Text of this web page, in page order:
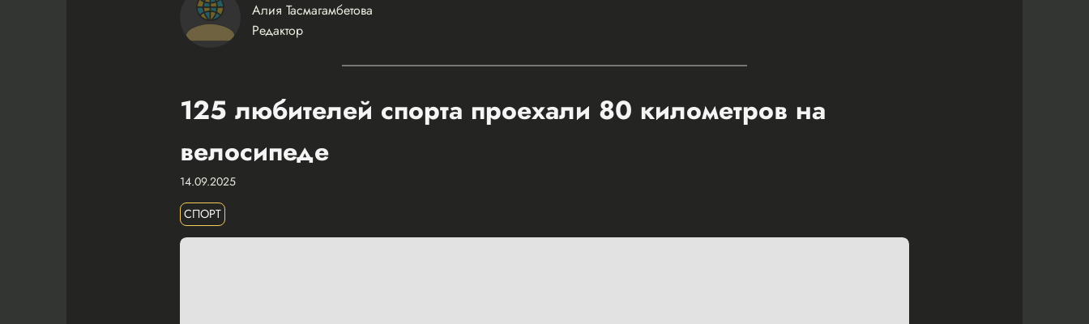
Алия Тасмагамбетова
Редактор
125 любителей спорта проехали 80 километров на
велосипеде
14.09.2025
СПОРТ